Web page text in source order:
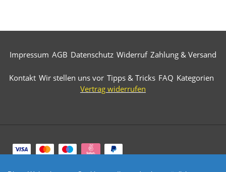
Impressum AGB Datenschutz Widerruf Zahlung & Versand
Kontakt Wir stellen uns vor Tipps & Tricks FAQ Kategorien
Vertrag widerrufen
Zahlungsarten